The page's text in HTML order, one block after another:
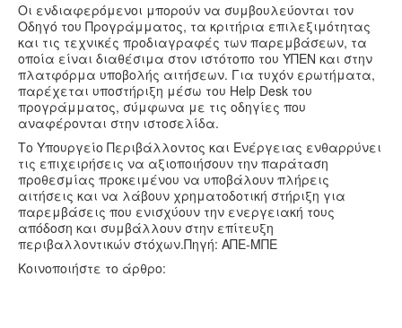
Οι ενδιαφερόμενοι μπορούν να συμβουλεύονται τον
Οδηγό του Προγράμματος, τα κριτήρια επιλεξιμότητας
και τις τεχνικές προδιαγραφές των παρεμβάσεων, τα
οποία είναι διαθέσιμα στον ιστότοπο του ΥΠΕΝ και στην
πλατφόρμα υποβολής αιτήσεων. Για τυχόν ερωτήματα,
παρέχεται υποστήριξη μέσω του Help Desk του
προγράμματος, σύμφωνα με τις οδηγίες που
αναφέρονται στην ιστοσελίδα.
Το Υπουργείο Περιβάλλοντος και Ενέργειας ενθαρρύνει
τις επιχειρήσεις να αξιοποιήσουν την παράταση
προθεσμίας προκειμένου να υποβάλουν πλήρεις
αιτήσεις και να λάβουν χρηματοδοτική στήριξη για
παρεμβάσεις που ενισχύουν την ενεργειακή τους
απόδοση και συμβάλλουν στην επίτευξη
περιβαλλοντικών στόχων.Πηγή: ΑΠΕ-ΜΠΕ
Κοινοποιήστε το άρθρο: